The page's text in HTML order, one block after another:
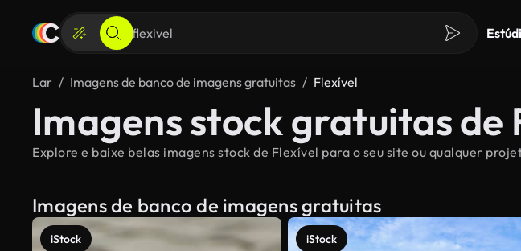
Lar Imagens de banco de imagens gratuitas Flexível
Imagens stock gratuitas de
Explore e baixe belas imagens stock de Flexível para o seu site ou qualquer
Imagens de banco de imagens gratuitas
iStock iStock